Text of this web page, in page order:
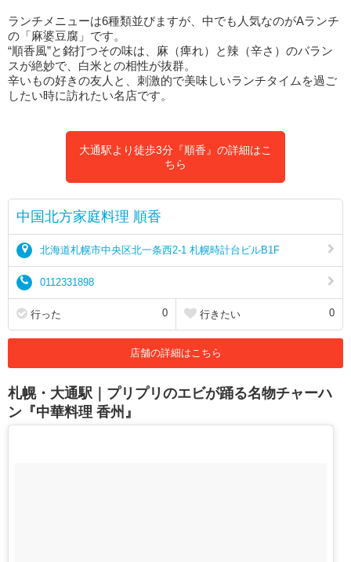
ランチメニューは6種類並びますが、中でも人気なのがAランチ
の「麻婆豆腐」です。
“順香風”と銘打つその味は、麻（痺れ）と辣（辛さ）のバラン
スが絶妙で、白米との相性が抜群。
辛いもの好きの友人と、刺激的で美味しいランチタイムを過ご
したい時に訪れたい名店です。
大通駅より徒歩3分『順香』の詳細はこ
ちら
中国北方家庭料理 順香
北海道札幌市中央区北一条西2-1 札幌時計台ビルB1F
0112331898
行った 0 行きたい 0
店舗の詳細はこちら
札幌・大通駅｜プリプリのエビが踊る名物チャーハ
ン『中華料理 香州』